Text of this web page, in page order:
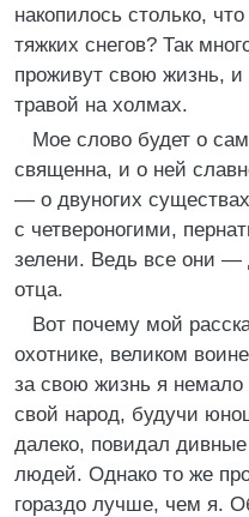
накопилось столько,
тяжких снегов? Так
проживут свою жизнь, и
травой на холмах.
Мое слово будет о
священна, и о ней
— о двуногих
с четвероногими,
зелени. Ведь все они —
отца.
Вот почему мой
охотнике, великом
за свою жизнь я немало
свой народ, будучи
далеко, повидал
людей. Однако то же
гораздо лучше, чем я.